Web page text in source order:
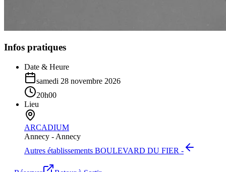
Infos pratiques
Date & Heure
samedi 28 novembre 2026
20h00
Lieu
ARCADIUM
Annecy - Annecy
Autres établissements BOULEVARD DU FIER -